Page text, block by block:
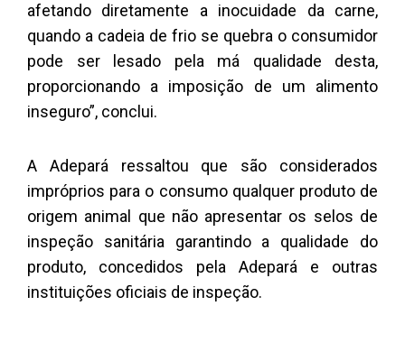
afetando diretamente a inocuidade da carne,
quando a cadeia de frio se quebra o consumidor
pode ser lesado pela má qualidade desta,
proporcionando a imposição de um alimento
inseguro”, conclui.
A Adepará ressaltou que são considerados
impróprios para o consumo qualquer produto de
origem animal que não apresentar os selos de
inspeção sanitária garantindo a qualidade do
produto, concedidos pela Adepará e outras
instituições oficiais de inspeção.